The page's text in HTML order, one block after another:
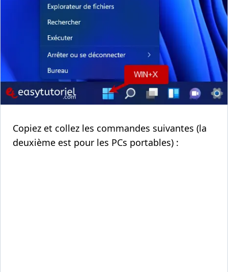
Copiez et collez les commandes suivantes (la
deuxième est pour les PCs portables) :